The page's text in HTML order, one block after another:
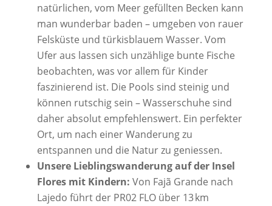
natürlichen, vom Meer gefüllten Becken kann
man wunderbar baden – umgeben von rauer
Felsküste und türkisblauem Wasser. Vom
Ufer aus lassen sich unzählige bunte Fische
beobachten, was vor allem für Kinder
faszinierend ist. Die Pools sind steinig und
können rutschig sein – Wasserschuhe sind
daher absolut empfehlenswert. Ein perfekter
Ort, um nach einer Wanderung zu
entspannen und die Natur zu geniessen.
Unsere Lieblingswanderung auf der Insel
Flores mit Kindern: Von Fajã Grande nach
Lajedo führt der PR02 FLO über 13 km